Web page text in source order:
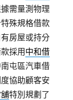
需量測物理
殊規格借款
有房屋或持分
採用 中和借
屯區汽車借
協助顧客安
特別規劃了